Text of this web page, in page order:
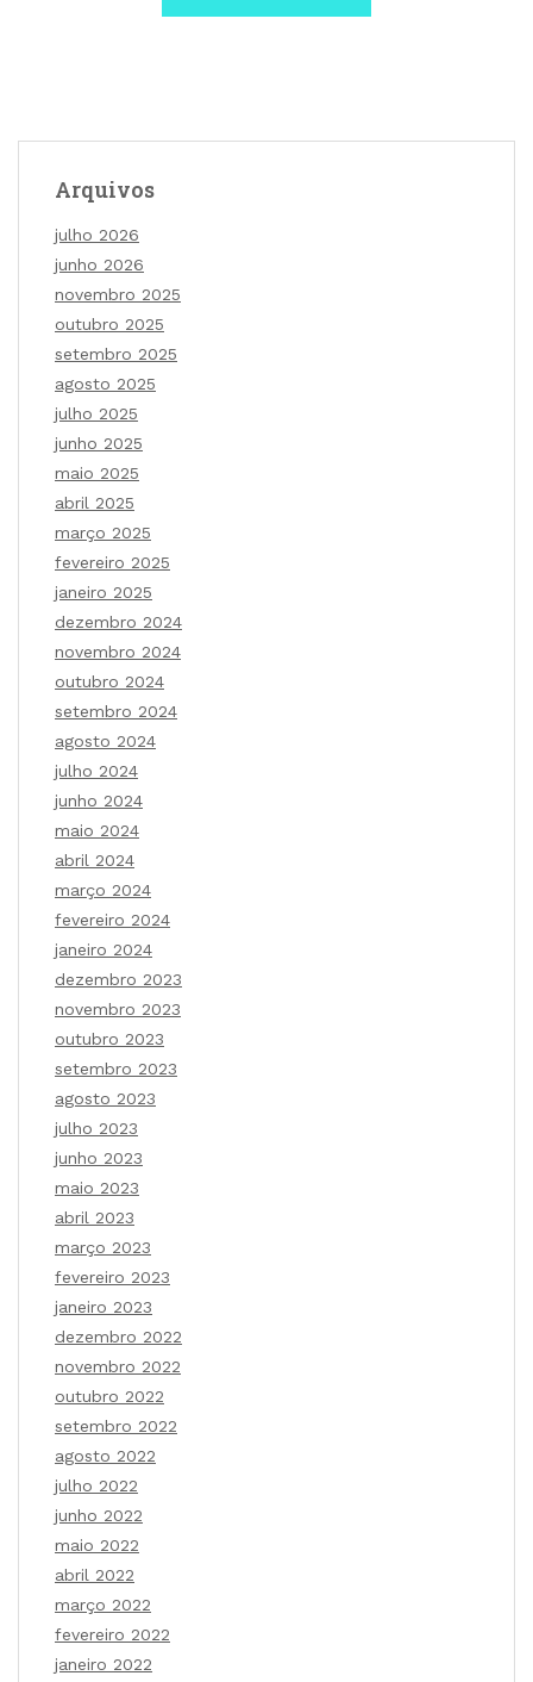
Arquivos
julho 2026
junho 2026
novembro 2025
outubro 2025
setembro 2025
agosto 2025
julho 2025
junho 2025
maio 2025
abril 2025
março 2025
fevereiro 2025
janeiro 2025
dezembro 2024
novembro 2024
outubro 2024
setembro 2024
agosto 2024
julho 2024
junho 2024
maio 2024
abril 2024
março 2024
fevereiro 2024
janeiro 2024
dezembro 2023
novembro 2023
outubro 2023
setembro 2023
agosto 2023
julho 2023
junho 2023
maio 2023
abril 2023
março 2023
fevereiro 2023
janeiro 2023
dezembro 2022
novembro 2022
outubro 2022
setembro 2022
agosto 2022
julho 2022
junho 2022
maio 2022
abril 2022
março 2022
fevereiro 2022
janeiro 2022